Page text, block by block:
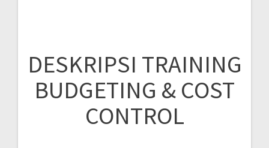
DESKRIPSI TRAINING
BUDGETING & COST
CONTROL